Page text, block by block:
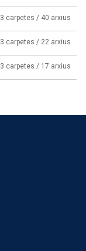
3 carpetes / 40 arxius
3 carpetes / 22 arxius
3 carpetes / 17 arxius